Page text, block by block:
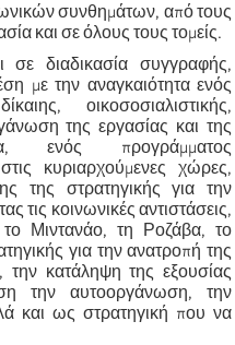
συνθημάτων, από τους
και σε όλους τους τομείς.
σε διαδικασία συγγραφής,
με την αναγκαιότητα ενός
οικοσοσιαλιστικής,
της εργασίας και της
ενός προγράμματος
στις κυριαρχούμενες χώρες,
της στρατηγικής για την
τις κοινωνικές αντιστάσεις,
το Μιντανάο, τη Ροζάβα, το
για την ανατροπή της
την κατάληψη της εξουσίας
την αυτοοργάνωση, την
και ως στρατηγική που να